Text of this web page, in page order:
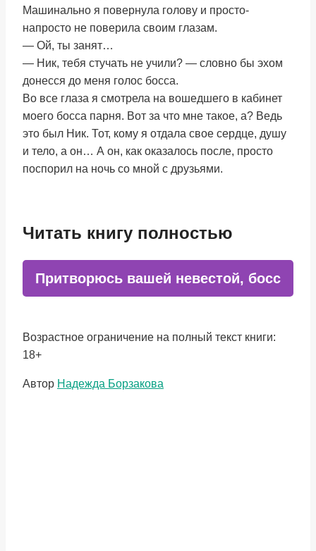
Машинально я повернула голову и просто-
напросто не поверила своим глазам.
— Ой, ты занят…
— Ник, тебя стучать не учили? — словно бы эхом
донесся до меня голос босса.
Во все глаза я смотрела на вошедшего в кабинет
моего босса парня. Вот за что мне такое, а? Ведь
это был Ник. Тот, кому я отдала свое сердце, душу
и тело, а он… А он, как оказалось после, просто
поспорил на ночь со мной с друзьями.
Читать книгу полностью
Притворюсь вашей невестой, босс
Возрастное ограничение на полный текст книги:
18+
Метки
Автор Надежда Борзакова